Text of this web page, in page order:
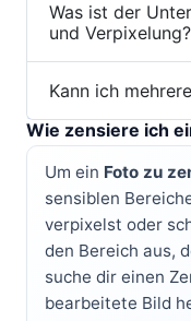
Was ist der
und Verpixelung?
Kann ich
Wie zensiere ich
Um ein Foto zu
sensiblen
verpixelst oder
den Bereich aus,
suche dir einen
bearbeitete Bild